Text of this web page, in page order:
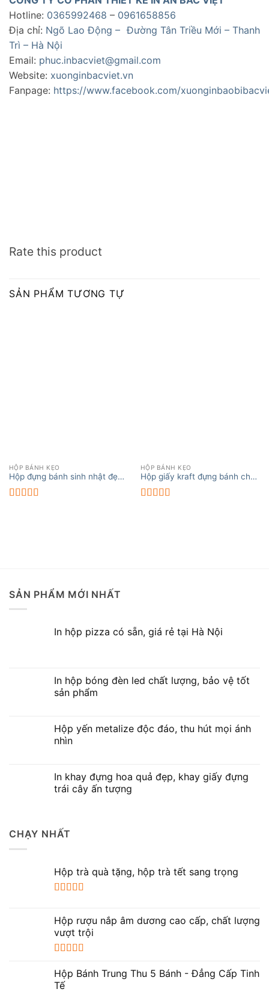
Hotline: 0365992468 – 0961658856
Địa chỉ: Ngõ Lao Động – Đường Tân Triều Mới – Thanh
Trì – Hà Nội
Email: phuc.inbacviet@gmail.com
Website: xuonginbacviet.vn
Fanpage: https://www.facebook.com/
Rate this product
SẢN PHẨM TƯƠNG TỰ
HỘP BÁNH KẸO
Hộp đựng bánh sinh nhật đẹp
mắt, ý nghĩa
HỘP BÁNH KẸO
Hộp giấy kraft đựng bánh chất
lượng, sự lựa chọn hoàn hảo
SẢN PHẨM MỚI NHẤT
In hộp pizza có sẵn, giá rẻ tại Hà Nội
In hộp bóng đèn led chất lượng, bảo vệ tốt
sản phẩm
Hộp yến metalize độc đáo, thu hút mọi ánh
nhìn
In khay đựng hoa quả đẹp, khay giấy đựng
trái cây ấn tượng
CHẠY NHẤT
Hộp trà quà tặng, hộp trà tết sang trọng
sao
Hộp rượu nắp âm dương cao cấp, chất lượng
vượt trội
hạng 5.005
sao
Hộp Bánh Trung Thu 5 Bánh - Đẳng Cấp Tinh
Tế